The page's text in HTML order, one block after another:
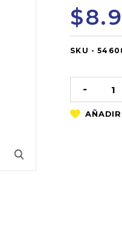
OUT
STOCK
SKU -
LA